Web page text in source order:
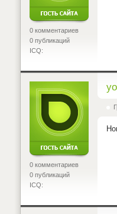
0 комментариев
0 публикаций
ICQ:
0 комментариев
0 публикаций
ICQ: